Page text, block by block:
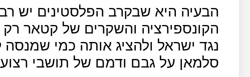
הבעיה היא שבקרב הפלסטינים יש
הקונספירציה והשקרים של קטאר
נגד ישראל ולהציג אותה כמי שמנסה
סלמאן על גבם ודמם של תושבי